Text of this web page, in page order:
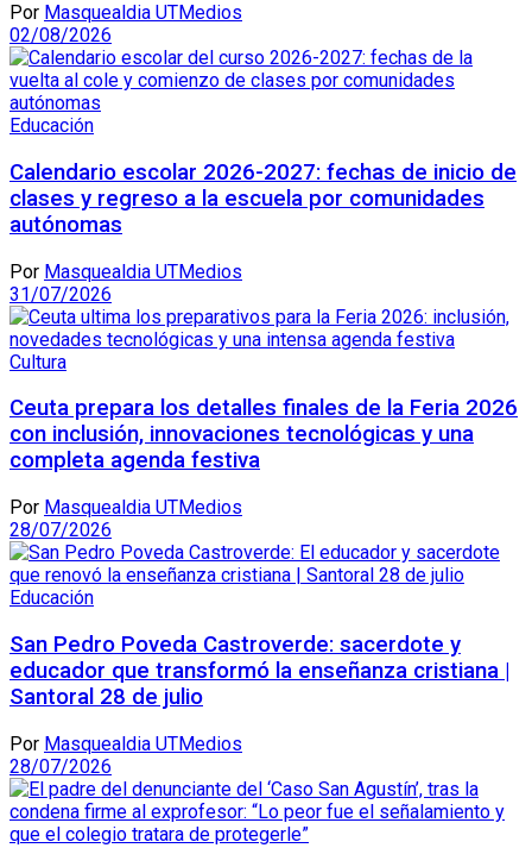
Por Masquealdia UTMedios
02/08/2026
Educación
Calendario escolar 2026-2027: fechas de inicio de
clases y regreso a la escuela por comunidades
autónomas
Por Masquealdia UTMedios
31/07/2026
Cultura
Ceuta prepara los detalles finales de la Feria 2026
con inclusión, innovaciones tecnológicas y una
completa agenda festiva
Por Masquealdia UTMedios
28/07/2026
Educación
San Pedro Poveda Castroverde: sacerdote y
educador que transformó la enseñanza cristiana |
Santoral 28 de julio
Por Masquealdia UTMedios
28/07/2026